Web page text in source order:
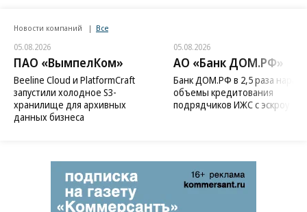
Новости компаний Все
05.08.2026
ПАО «ВымпелКом»
Beeline Cloud и PlatformCraft
запустили холодное S3-
хранилище для архивных
данных бизнеса
05.08.2026
АО «Банк ДОМ.РФ»
Банк ДОМ.РФ в 2,5 раза
объемы кредитования
подрядчиков ИЖС с эскроу